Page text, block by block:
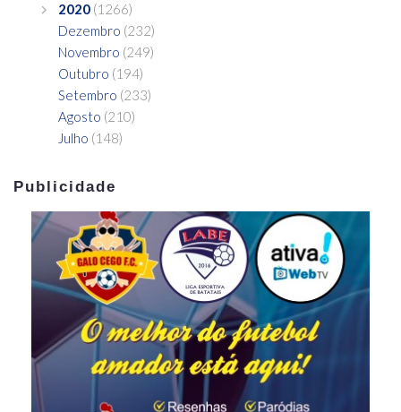
2020 (1266)
Dezembro (232)
Novembro (249)
Outubro (194)
Setembro (233)
Agosto (210)
Julho (148)
Publicidade